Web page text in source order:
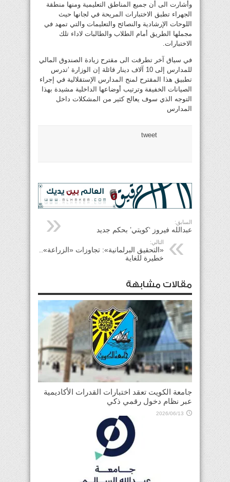
وأشارت الى أن جميع المناطق التعليمية ومنها منطقة
الجهراء تطبق الاختبارات المريحة في لجانها حيث
اللوحات الإرشادية والنصائح والتعليمات والتي تمهد في
مجملها الطريق أمام الطلاب والطالبات لاداء تلك
الاختبارات.
في سياق آخر تطرقت الى مقترح زيادة الصندوق المالي
للمدارس إلى 10 آلاف دينار قائلة إن الوزارة ‘تدرس
تطبيق هذا المقترح لمنح المدارس الإستقلالية في إجراء
الصيانات الخفيفة وترتيب أوضاعها الداخلية مشيدة بهذا
التوجه الذي سوف يعالج كثير من المشكلات داخل
المدارس
tweet
السابق:
عبدالله فيروز ‘كويتي’ بحكم جديد
التالي:
«التحقيق البرلمانية»: تجاوزات «الزراعة»..
خطيرة للغاية
مقالات مشابهة
جامعة الكويت تعقد اختبارات القدرات الأكاديمية
عبر نظام دخول رقمي ذكي
2026/06/13